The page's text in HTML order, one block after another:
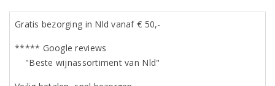
Gratis bezorging in Nld vanaf € 50,-
***** Google reviews
"Beste wijnassortiment van Nld"